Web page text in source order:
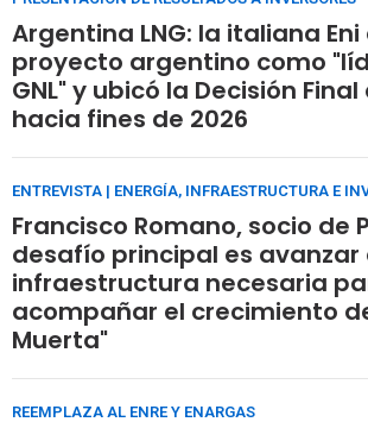
Argentina LNG: la italiana
proyecto argentino como
GNL" y ubicó la Decisión
hacia fines de 2026
ENTREVISTA | ENERGÍA, INFRAESTRUCTURA E
Francisco Romano, socio de
desafío principal es avanzar
infraestructura necesaria
acompañar el crecimiento
Muerta"
REEMPLAZA AL ENRE Y ENARGAS